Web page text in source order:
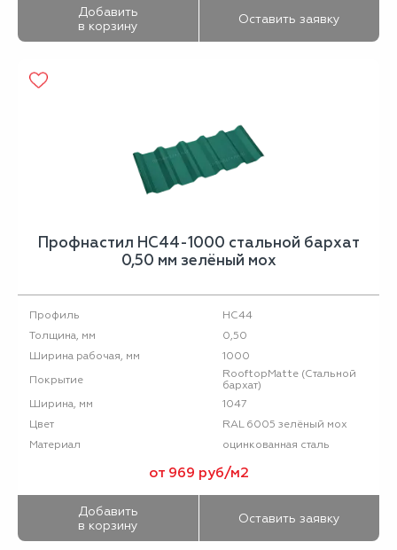
Добавить
в корзину
Оставить заявку
Профнастил НС44-1000 стальной бархат
0,50 мм зелёный мох
Профиль
НС44
Толщина, мм
0,50
Ширина рабочая, мм
1000
Покрытие
RooftopMatte (Стальной
бархат)
Ширина, мм
1047
Цвет
RAL 6005 зелёный мох
Материал
оцинкованная сталь
от 969 руб/м2
Добавить
в корзину
Оставить заявку